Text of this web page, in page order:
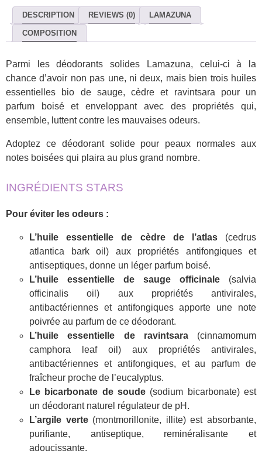
DESCRIPTION REVIEWS (0) LAMAZUNA
COMPOSITION
Parmi les déodorants solides Lamazuna, celui-ci à la
chance d’avoir non pas une, ni deux, mais bien trois huiles
essentielles bio de sauge, cèdre et ravintsara pour un
parfum boisé et enveloppant avec des propriétés qui,
ensemble, luttent contre les mauvaises odeurs.
Adoptez ce déodorant solide pour peaux normales aux
notes boisées qui plaira au plus grand nombre.
INGRÉDIENTS STARS
Pour éviter les odeurs :
L’huile essentielle de cèdre de l’atlas(cedrus
atlantica bark oil) aux propriétés antifongiques et
antiseptiques, donne un léger parfum boisé.
L’huile essentielle de sauge officinale (salvia
officinalis oil) aux propriétés antivirales,
antibactériennes et antifongiques apporte une note
poivrée au parfum de ce déodorant.
L’huile essentielle de ravintsara(cinnamomum
camphora leaf oil) aux propriétés antivirales,
antibactériennes et antifongiques, et au parfum de
fraîcheur proche de l’eucalyptus.
Le bicarbonate de soude (sodium bicarbonate) est
un déodorant naturel régulateur de pH.
L’argile verte(montmorillonite, illite) est absorbante,
purifiante, antiseptique, reminéralisante et
adoucissante.